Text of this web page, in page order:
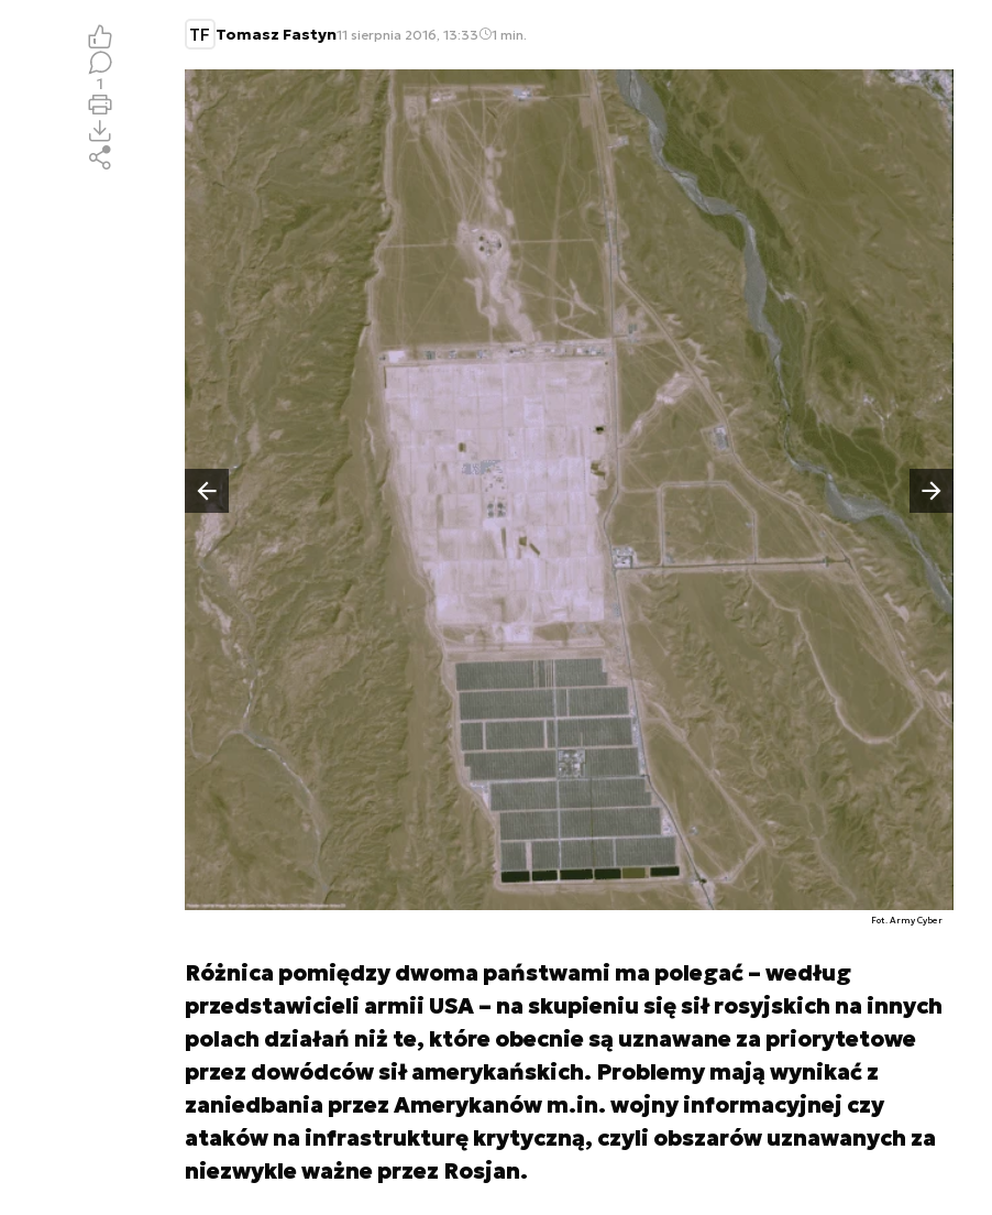
TF Tomasz Fastyn11 sierpnia 2016, 13:33 1 min.
Fot. Army Cyber
Poprzedni slajd
Następny slajd
Różnica pomiędzy dwoma państwami ma polegać – według
przedstawicieli armii USA – na skupieniu się sił rosyjskich na innych
polach działań niż te, które obecnie są uznawane za priorytetowe
przez dowódców sił amerykańskich. Problemy mają wynikać z
zaniedbania przez Amerykanów m.in. wojny informacyjnej czy
ataków na infrastrukturę krytyczną, czyli obszarów uznawanych za
niezwykle ważne przez Rosjan.
1